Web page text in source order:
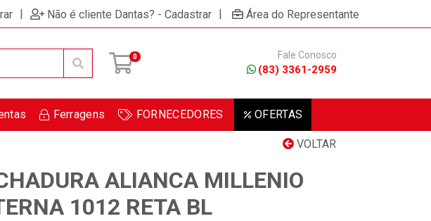
| Não é cliente Dantas? - Cadastrar | Área do Representante
0 Fale Conosco
(83) 3361-2959
Ferragens FORNECEDORES OFERTAS
VOLTAR
ALIANCA MILLENIO
1012 RETA BL